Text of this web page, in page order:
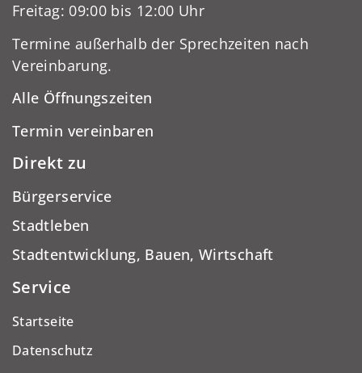
Freitag: 09:00 bis 12:00 Uhr
Termine außerhalb der Sprechzeiten nach
Vereinbarung.
Alle Öffnungszeiten
Termin vereinbaren
Direkt zu
Bürgerservice
Stadtleben
Stadtentwicklung, Bauen, Wirtschaft
Service
Startseite
Datenschutz